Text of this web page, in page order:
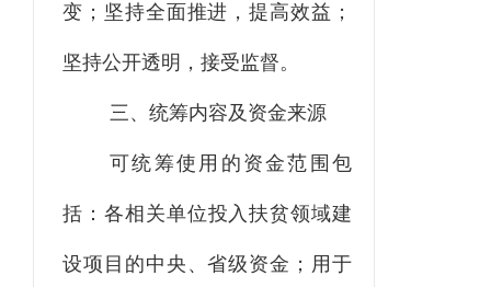
变；坚持全面推进，提高效益；
坚持公开透明，接受监督。
三、统筹内容及资金来源
可统筹使用的资金范围包
括 ： 各相关单位投入扶贫领域建
设项目的中央、省级资金 ；用于